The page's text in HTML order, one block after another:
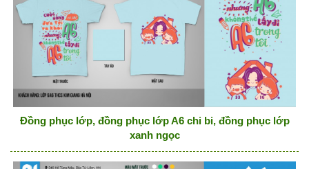
Đồng phục lớp, đồng phục lớp A6 chi bi, đồng phục lớp
xanh ngọc